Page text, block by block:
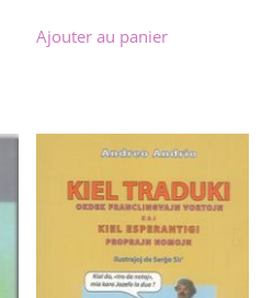
Ajouter au panier